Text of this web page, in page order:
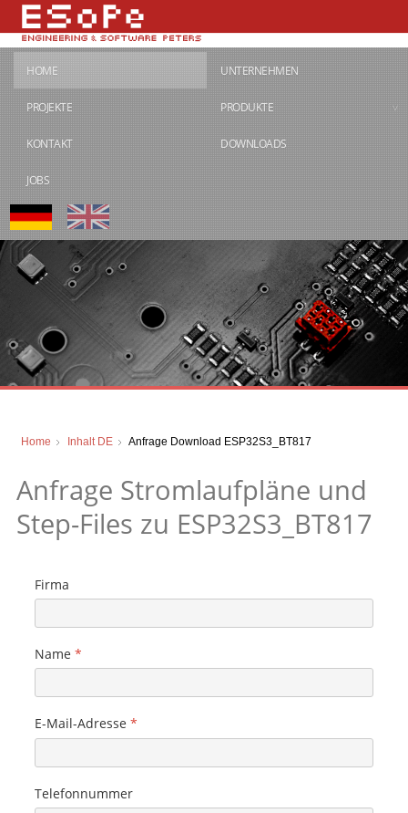
HOME UNTERNEHMEN
PROJEKTE PRODUKTE
KONTAKT DOWNLOADS
JOBS
Home Inhalt DE Anfrage Download ESP32S3_BT817
Anfrage Stromlaufpläne und
Step-Files zu ESP32S3_BT817
Firma
Name *
E-Mail-Adresse *
Telefonnummer